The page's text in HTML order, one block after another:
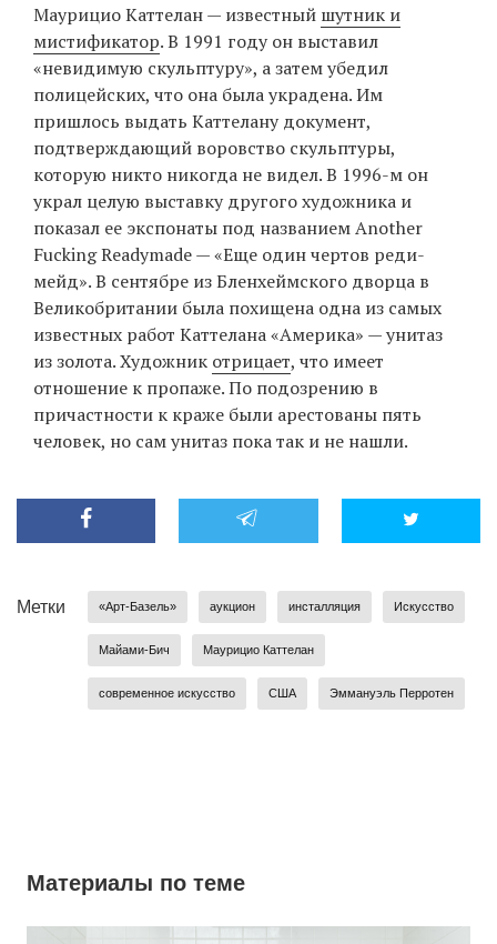
Маурицио Каттелан — известный шутник и
мистификатор. В 1991 году он выставил
«невидимую скульптуру», а затем убедил
полицейских, что она была украдена. Им
пришлось выдать Каттелану документ,
подтверждающий воровство скульптуры,
которую никто никогда не видел. В 1996-м он
украл целую выставку другого художника и
показал ее экспонаты под названием Another
Fucking Readymade — «Еще один чертов реди-
мейд». В сентябре из Бленхеймского дворца в
Великобритании была похищена одна из самых
известных работ Каттелана «Америка» — унитаз
из золота. Художник отрицает, что имеет
отношение к пропаже. По подозрению в
причастности к краже были арестованы пять
человек, но сам унитаз пока так и не нашли.
Метки «Арт-Базель» аукцион инсталляция Искусство
Майами-Бич Маурицио Каттелан
современное искусство США Эммануэль Перротен
Материалы по теме